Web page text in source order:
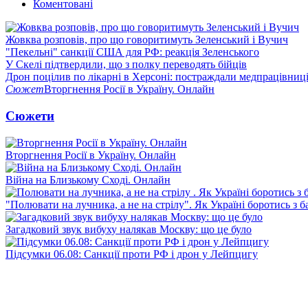
Коментовані
Жовква розповів, про що говоритимуть Зеленський і Вучич
"Пекельні" санкції США для РФ: реакція Зеленського
У Скелі підтвердили, що з полку переводять бійців
Дрон поцілив по лікарні в Херсоні: постраждали медпрацівниці
СюжетВторгнення Росії в Україну. Онлайн
Сюжети
Вторгнення Росії в Україну. Онлайн
Війна на Близькому Сході. Онлайн
"Полювати на лучника, а не на стрілу". Як Україні боротись з
Загадковий звук вибуху налякав Москву: що це було
Підсумки 06.08: Санкції проти РФ і дрон у Лейпцигу